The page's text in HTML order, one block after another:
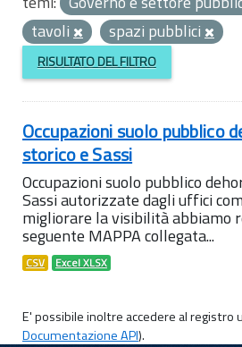
tavoli
spazi pubblici
RISULTATO DEL FILTRO
Occupazioni suolo pubblico
storico e Sassi
Occupazioni suolo pubblico
Sassi autorizzate dagli uffici
migliorare la visibilità abbiamo
seguente MAPPA collegata...
CSV Excel XLSX
E' possibile inoltre accedere al registro
Documentazione API).